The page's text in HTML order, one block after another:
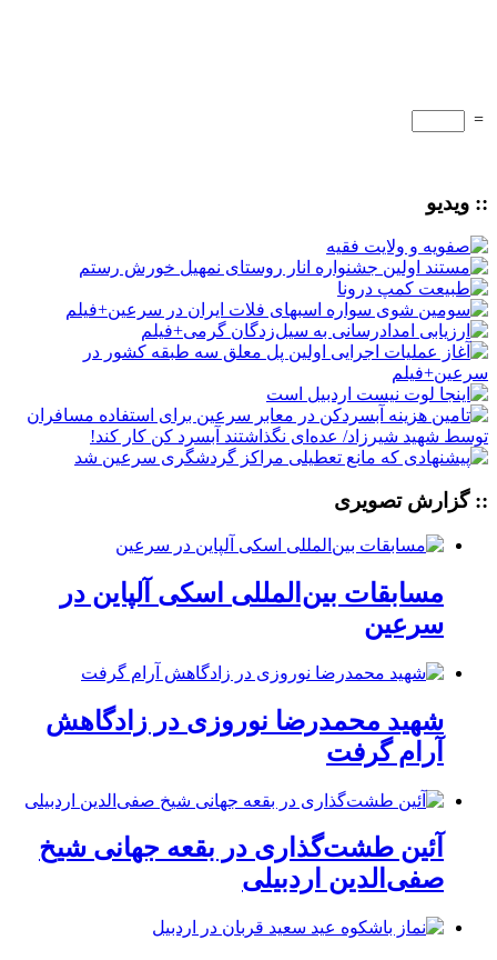
=
:: ویدیو
:: گزارش تصویری
مسابقات بین‌المللی اسکی آلپاین در
سرعین
شهید محمدرضا نوروزی در زادگاهش
آرام گرفت
آئین طشت‌گذاری در بقعه جهانی شیخ
صفی‌الدین اردبیلی